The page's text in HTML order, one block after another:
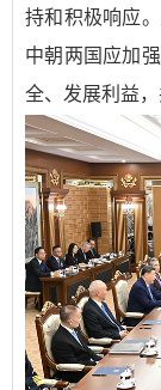
持和积极响应
中朝两国应加
全、发展利益，